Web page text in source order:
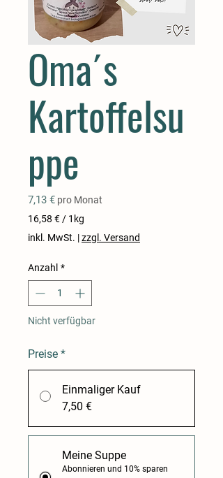
Oma´s
Kartoffelsu
ppe
7,13 €Preis
pro Monat
16,58 € / 1kg
16,58 €
Kilogramm
inkl. MwSt. |zzgl. Versand
Anzahl *
Nicht verfügbar
Preise *
Einmaliger Kauf
7,50 €
Meine Suppe
Abonnieren und 10% sparen